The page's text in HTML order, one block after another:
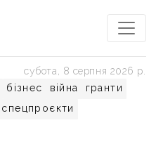
бізнес війна
гранти
спецпроєкти
субота, 8 серпня 2026 р.